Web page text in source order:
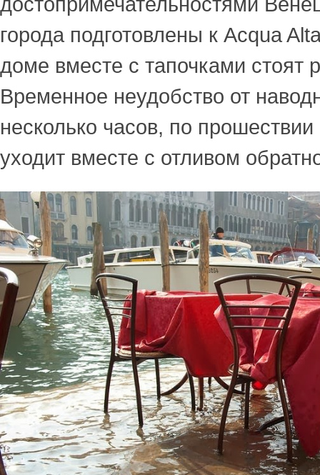
достопримечательностями
города подготовлены к Acqua
доме вместе с тапочками стоят
Временное неудобство от
несколько часов, по
уходит вместе с отливом